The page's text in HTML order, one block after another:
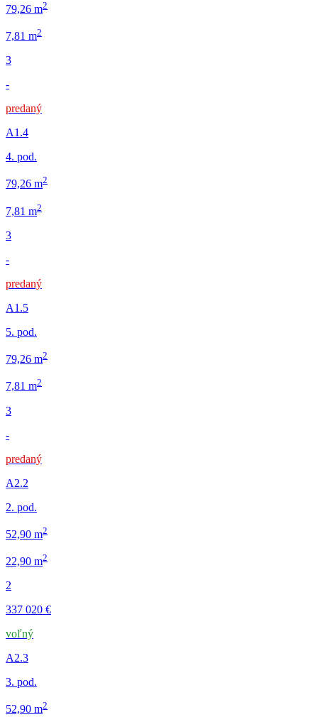
79,26 m2
7,81 m2
3
-
predaný
A1.4
4. pod.
79,26 m2
7,81 m2
3
-
predaný
A1.5
5. pod.
79,26 m2
7,81 m2
3
-
predaný
A2.2
2. pod.
52,90 m2
22,90 m2
2
337 020 €
voľný
A2.3
3. pod.
52,90 m2